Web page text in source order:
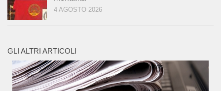
4 AGOSTO 2026
GLI ALTRI ARTICOLI